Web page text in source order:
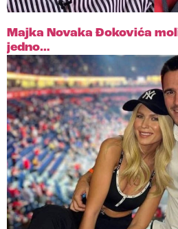
Majka Novaka Đokovića
jedno…